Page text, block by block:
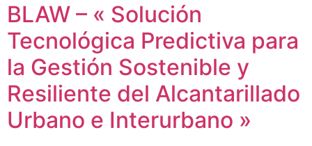
BLAW – « Solución
Tecnológica Predictiva para
la Gestión Sostenible y
Resiliente del Alcantarillado
Urbano e Interurbano »